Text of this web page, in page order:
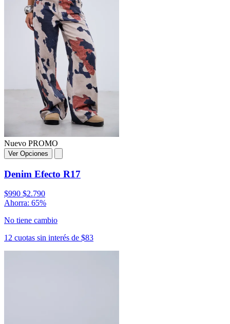
Nuevo PROMO
Ver Opciones
Denim Efecto R17
$990 $2.790
Ahorra: 65%
No tiene cambio
12 cuotas sin interés de $83